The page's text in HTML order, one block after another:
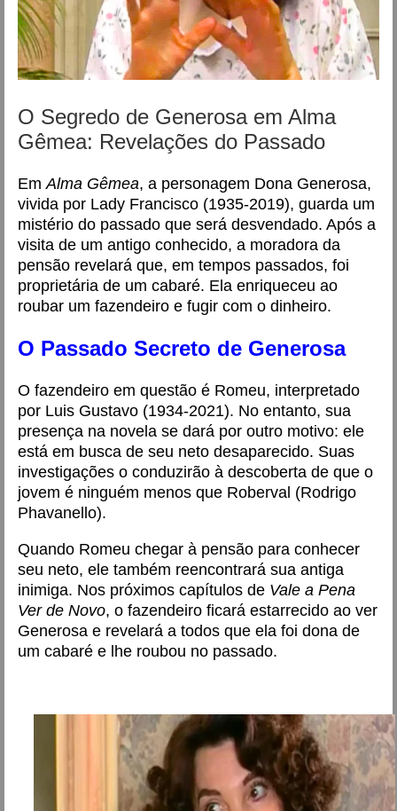
O Segredo de Generosa em Alma
Gêmea: Revelações do Passado
EmAlma Gêmea, a personagem Dona Generosa,
vivida por Lady Francisco (1935-2019), guarda um
mistério do passado que será desvendado. Após a
visita de um antigo conhecido, a moradora da
pensão revelará que, em tempos passados, foi
proprietária de um cabaré. Ela enriqueceu ao
roubar um fazendeiro e fugir com o dinheiro.
O Passado Secreto de Generosa
O fazendeiro em questão é Romeu, interpretado
por Luis Gustavo (1934-2021). No entanto, sua
presença na novela se dará por outro motivo: ele
está em busca de seu neto desaparecido. Suas
investigações o conduzirão à descoberta de que o
jovem é ninguém menos que Roberval (Rodrigo
Phavanello).
Quando Romeu chegar à pensão para conhecer
seu neto, ele também reencontrará sua antiga
inimiga. Nos próximos capítulos de Vale a Pena
Ver de Novo, o fazendeiro ficará estarrecido ao ver
Generosa e revelará a todos que ela foi dona de
um cabaré e lhe roubou no passado.